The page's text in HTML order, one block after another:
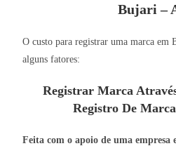
Bujari –
O custo para registrar uma marca em
alguns fatores:
Registrar Marca
Registro De
Feita com o apoio de uma empresa